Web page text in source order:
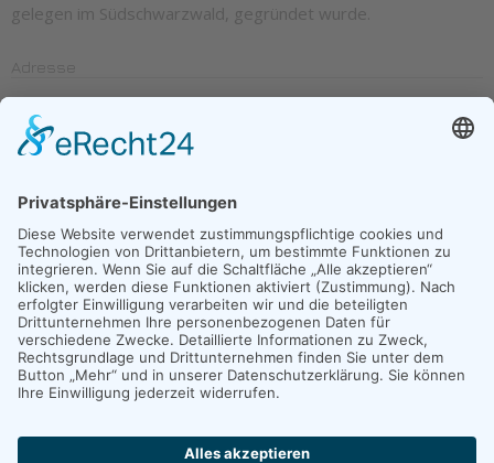
gelegen im Südschwarzwald, gegründet wurde.
Franz Kaltenbach GmbH
Haslach 22a, 79263 Simonswald
Telefon: 0 76 83 / 3 36
info@kaltenbach-formenbau.de
Anwendungsbereiche:
Automobilbranche
Elektroindustrie
Medizintechnik
Schreibgeräte
Sanitär
Technische Teile